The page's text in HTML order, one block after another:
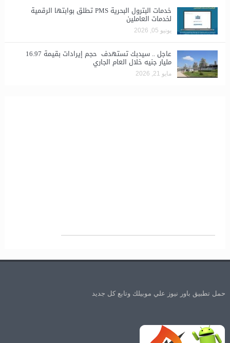
خدمات البترول البحرية PMS تطلق بوابتها الرقمية
لخدمات العاملين
يونيو 05, 2026
عاجل .. سيدبك تستهدف حجم إيرادات بقيمة 16.97
مليار جنيه خلال العام الجاري
مايو 21, 2026
حمل تطبيق باور نيوز علي موبيلك وتابع كل جديد